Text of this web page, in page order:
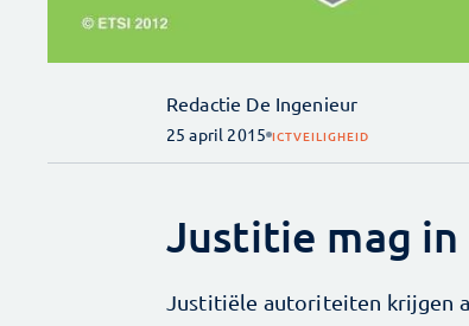
Redactie De Ingenieur
25 april 2015 ICTVEILIGHEID
Justitie mag
Justitiële autoriteiten krijgen